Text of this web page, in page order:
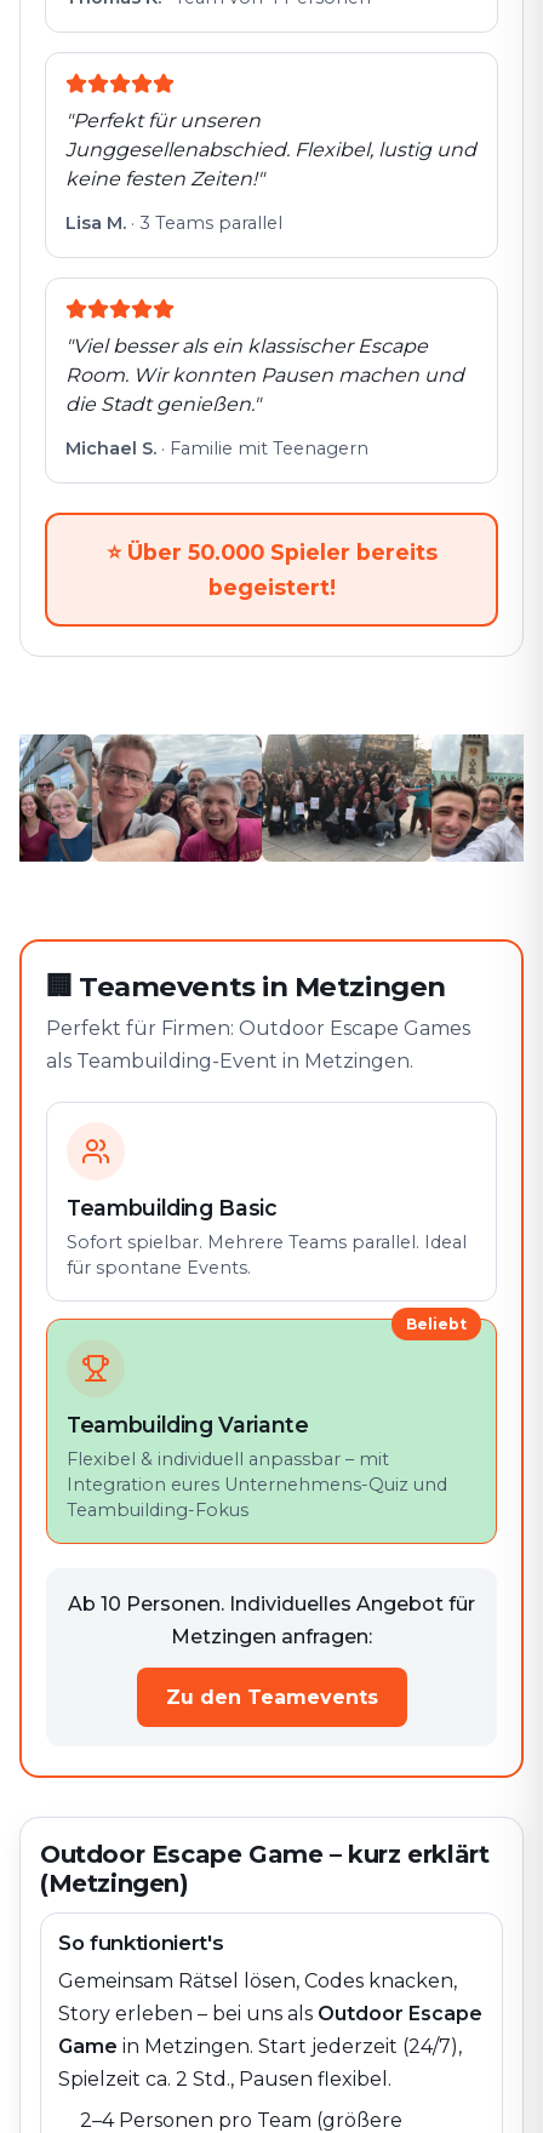
"Perfekt für unseren
Junggesellenabschied. Flexibel, lustig und
keine festen Zeiten!"
Lisa M. · 3 Teams parallel
"Viel besser als ein klassischer Escape
Room. Wir konnten Pausen machen und
die Stadt genießen."
Michael S. · Familie mit Teenagern
⭐ Über 50.000 Spieler bereits
begeistert!
🏢 Teamevents in Metzingen
Perfekt für Firmen: Outdoor Escape Games
als Teambuilding-Event in Metzingen.
Teambuilding Basic
Sofort spielbar. Mehrere Teams parallel. Ideal
für spontane Events.
Beliebt
Teambuilding Variante
Flexibel & individuell anpassbar – mit
Integration eures Unternehmens-Quiz und
Teambuilding-Fokus
Ab 10 Personen. Individuelles Angebot für
Metzingen anfragen:
Zu den Teamevents
Outdoor Escape Game – kurz erklärt
(Metzingen)
So funktioniert's
Gemeinsam Rätsel lösen, Codes knacken,
Story erleben – bei uns als Outdoor Escape
Game in Metzingen. Start jederzeit (24/7),
Spielzeit ca. 2 Std., Pausen flexibel.
2–4 Personen pro Team (größere